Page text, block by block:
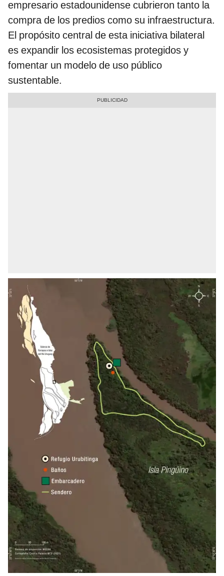
empresario estadounidense cubrieron tanto la
compra de los predios como su infraestructura.
El propósito central de esta iniciativa bilateral
es expandir los ecosistemas protegidos y
fomentar un modelo de uso público
sustentable.